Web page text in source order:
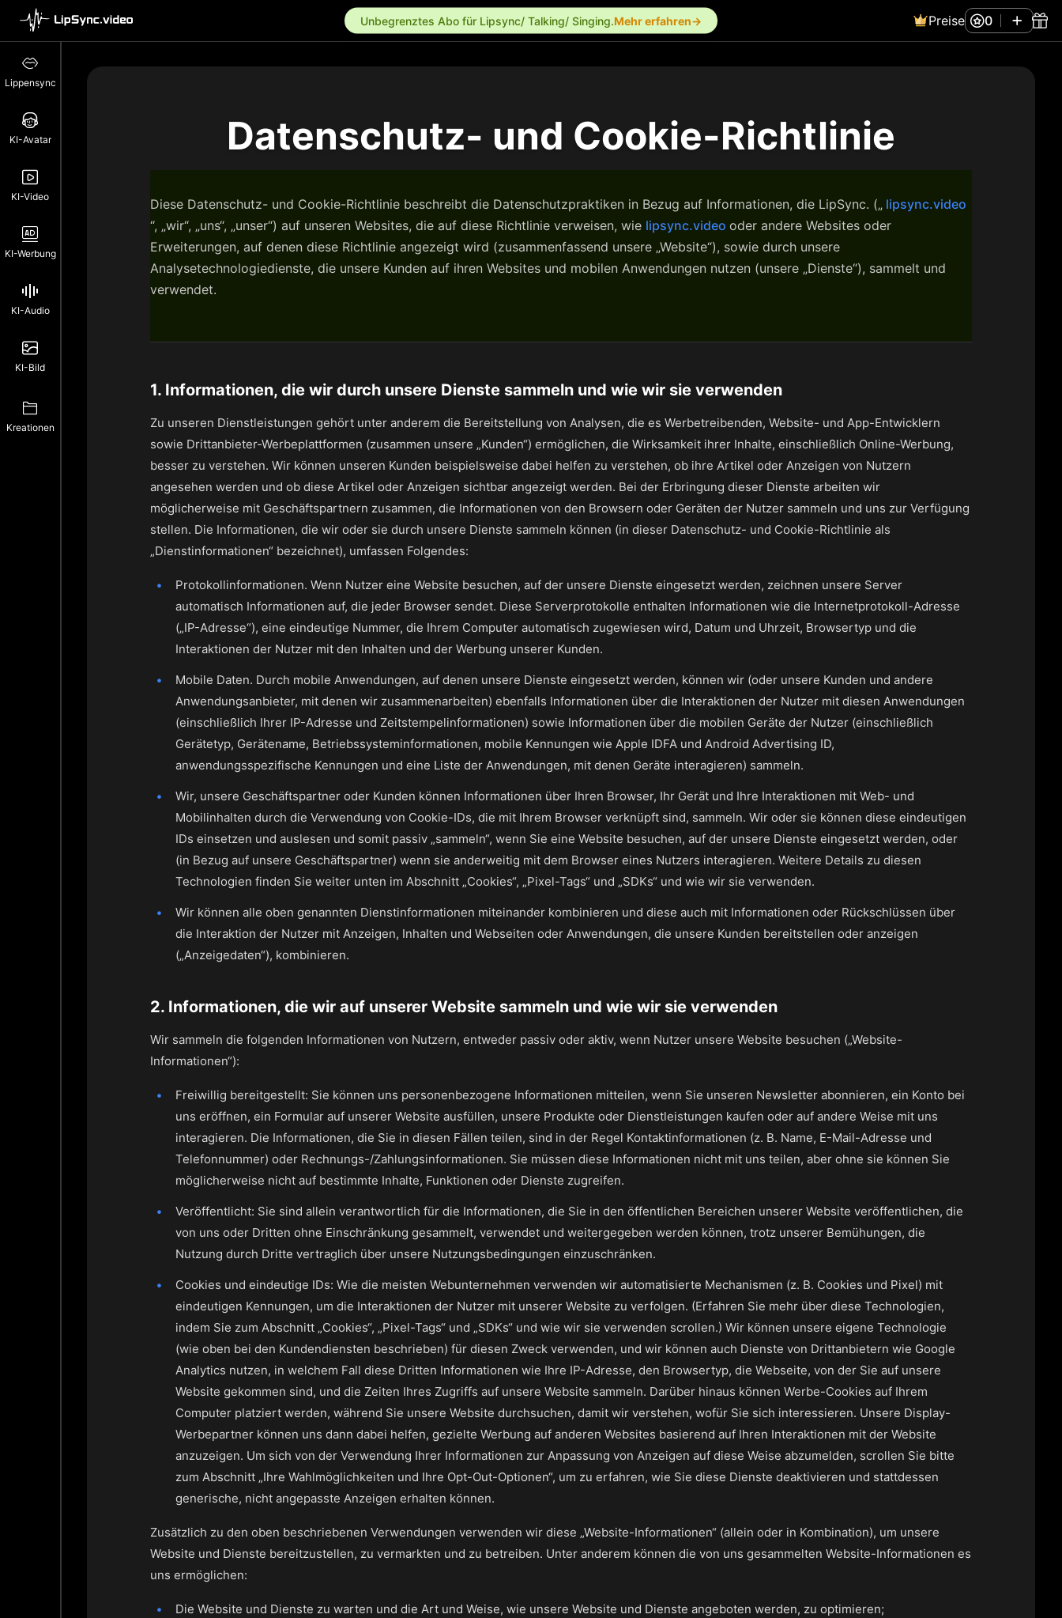
Unbegrenztes Abo für Lipsync/ Talking/ Singing.Mehr erfahren→ Preise 0
Lippensync
KI-Avatar
KI-Video
KI-Werbung
KI-Audio
KI-Bild
Kreationen
Datenschutz- und Cookie-Richtlinie
Diese Datenschutz- und Cookie-Richtlinie beschreibt die Datenschutzpraktiken in Bezug auf Informationen, die LipSync. („ lipsync.video
“, „wir“, „uns“, „unser“) auf unseren Websites, die auf diese Richtlinie verweisen, wie lipsync.video oder andere Websites oder
Erweiterungen, auf denen diese Richtlinie angezeigt wird (zusammenfassend unsere „Website“), sowie durch unsere
Analysetechnologiedienste, die unsere Kunden auf ihren Websites und mobilen Anwendungen nutzen (unsere „Dienste“), sammelt und
verwendet.
1. Informationen, die wir durch unsere Dienste sammeln und wie wir sie verwenden
Zu unseren Dienstleistungen gehört unter anderem die Bereitstellung von Analysen, die es Werbetreibenden, Website- und App-Entwicklern
sowie Drittanbieter-Werbeplattformen (zusammen unsere „Kunden“) ermöglichen, die Wirksamkeit ihrer Inhalte, einschließlich Online-Werbung,
besser zu verstehen. Wir können unseren Kunden beispielsweise dabei helfen zu verstehen, ob ihre Artikel oder Anzeigen von Nutzern
angesehen werden und ob diese Artikel oder Anzeigen sichtbar angezeigt werden. Bei der Erbringung dieser Dienste arbeiten wir
möglicherweise mit Geschäftspartnern zusammen, die Informationen von den Browsern oder Geräten der Nutzer sammeln und uns zur Verfügung
stellen. Die Informationen, die wir oder sie durch unsere Dienste sammeln können (in dieser Datenschutz- und Cookie-Richtlinie als
„Dienstinformationen“ bezeichnet), umfassen Folgendes:
Protokollinformationen. Wenn Nutzer eine Website besuchen, auf der unsere Dienste eingesetzt werden, zeichnen unsere Server
automatisch Informationen auf, die jeder Browser sendet. Diese Serverprotokolle enthalten Informationen wie die Internetprotokoll-Adresse
(„IP-Adresse“), eine eindeutige Nummer, die Ihrem Computer automatisch zugewiesen wird, Datum und Uhrzeit, Browsertyp und die
Interaktionen der Nutzer mit den Inhalten und der Werbung unserer Kunden.
Mobile Daten. Durch mobile Anwendungen, auf denen unsere Dienste eingesetzt werden, können wir (oder unsere Kunden und andere
Anwendungsanbieter, mit denen wir zusammenarbeiten) ebenfalls Informationen über die Interaktionen der Nutzer mit diesen Anwendungen
(einschließlich Ihrer IP-Adresse und Zeitstempelinformationen) sowie Informationen über die mobilen Geräte der Nutzer (einschließlich
Gerätetyp, Gerätename, Betriebssysteminformationen, mobile Kennungen wie Apple IDFA und Android Advertising ID,
anwendungsspezifische Kennungen und eine Liste der Anwendungen, mit denen Geräte interagieren) sammeln.
Wir, unsere Geschäftspartner oder Kunden können Informationen über Ihren Browser, Ihr Gerät und Ihre Interaktionen mit Web- und
Mobilinhalten durch die Verwendung von Cookie-IDs, die mit Ihrem Browser verknüpft sind, sammeln. Wir oder sie können diese eindeutigen
IDs einsetzen und auslesen und somit passiv „sammeln“, wenn Sie eine Website besuchen, auf der unsere Dienste eingesetzt werden, oder
(in Bezug auf unsere Geschäftspartner) wenn sie anderweitig mit dem Browser eines Nutzers interagieren. Weitere Details zu diesen
Technologien finden Sie weiter unten im Abschnitt „Cookies“, „Pixel-Tags“ und „SDKs“ und wie wir sie verwenden.
Wir können alle oben genannten Dienstinformationen miteinander kombinieren und diese auch mit Informationen oder Rückschlüssen über
die Interaktion der Nutzer mit Anzeigen, Inhalten und Webseiten oder Anwendungen, die unsere Kunden bereitstellen oder anzeigen
(„Anzeigedaten“), kombinieren.
2. Informationen, die wir auf unserer Website sammeln und wie wir sie verwenden
Wir sammeln die folgenden Informationen von Nutzern, entweder passiv oder aktiv, wenn Nutzer unsere Website besuchen („Website-
Informationen“):
Freiwillig bereitgestellt: Sie können uns personenbezogene Informationen mitteilen, wenn Sie unseren Newsletter abonnieren, ein Konto bei
uns eröffnen, ein Formular auf unserer Website ausfüllen, unsere Produkte oder Dienstleistungen kaufen oder auf andere Weise mit uns
interagieren. Die Informationen, die Sie in diesen Fällen teilen, sind in der Regel Kontaktinformationen (z. B. Name, E-Mail-Adresse und
Telefonnummer) oder Rechnungs-/Zahlungsinformationen. Sie müssen diese Informationen nicht mit uns teilen, aber ohne sie können Sie
möglicherweise nicht auf bestimmte Inhalte, Funktionen oder Dienste zugreifen.
Veröffentlicht: Sie sind allein verantwortlich für die Informationen, die Sie in den öffentlichen Bereichen unserer Website veröffentlichen, die
von uns oder Dritten ohne Einschränkung gesammelt, verwendet und weitergegeben werden können, trotz unserer Bemühungen, die
Nutzung durch Dritte vertraglich über unsere Nutzungsbedingungen einzuschränken.
Cookies und eindeutige IDs: Wie die meisten Webunternehmen verwenden wir automatisierte Mechanismen (z. B. Cookies und Pixel) mit
eindeutigen Kennungen, um die Interaktionen der Nutzer mit unserer Website zu verfolgen. (Erfahren Sie mehr über diese Technologien,
indem Sie zum Abschnitt „Cookies“, „Pixel-Tags“ und „SDKs“ und wie wir sie verwenden scrollen.) Wir können unsere eigene Technologie
(wie oben bei den Kundendiensten beschrieben) für diesen Zweck verwenden, und wir können auch Dienste von Drittanbietern wie Google
Analytics nutzen, in welchem Fall diese Dritten Informationen wie Ihre IP-Adresse, den Browsertyp, die Webseite, von der Sie auf unsere
Website gekommen sind, und die Zeiten Ihres Zugriffs auf unsere Website sammeln. Darüber hinaus können Werbe-Cookies auf Ihrem
Computer platziert werden, während Sie unsere Website durchsuchen, damit wir verstehen, wofür Sie sich interessieren. Unsere Display-
Werbepartner können uns dann dabei helfen, gezielte Werbung auf anderen Websites basierend auf Ihren Interaktionen mit der Website
anzuzeigen. Um sich von der Verwendung Ihrer Informationen zur Anpassung von Anzeigen auf diese Weise abzumelden, scrollen Sie bitte
zum Abschnitt „Ihre Wahlmöglichkeiten und Ihre Opt-Out-Optionen“, um zu erfahren, wie Sie diese Dienste deaktivieren und stattdessen
generische, nicht angepasste Anzeigen erhalten können.
Zusätzlich zu den oben beschriebenen Verwendungen verwenden wir diese „Website-Informationen“ (allein oder in Kombination), um unsere
Website und Dienste bereitzustellen, zu vermarkten und zu betreiben. Unter anderem können die von uns gesammelten Website-Informationen es
uns ermöglichen:
Die Website und Dienste zu warten und die Art und Weise, wie unsere Website und Dienste angeboten werden, zu optimieren;